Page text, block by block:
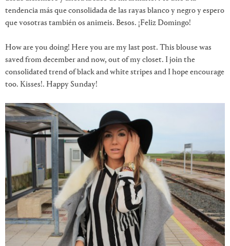
tendencia más que consolidada de las rayas blanco y negro y espero
que vosotras también os animeis. Besos. ¡Feliz Domingo!
How are you doing! Here you are my last post. This blouse was
saved from december and now, out of my closet. I join the
consolidated trend of black and white stripes and I hope encourage
too. Kisses!. Happy Sunday!